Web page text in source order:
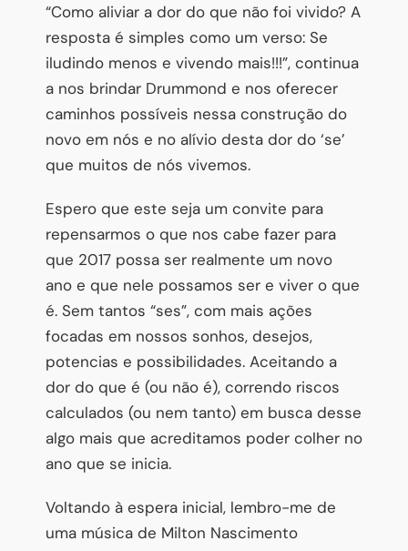
“Como aliviar a dor do que não foi vivido? A
resposta é simples como um verso: Se
iludindo menos e vivendo mais!!!”, continua
a nos brindar Drummond e nos oferecer
caminhos possíveis nessa construção do
novo em nós e no alívio desta dor do ‘se’
que muitos de nós vivemos.
Espero que este seja um convite para
repensarmos o que nos cabe fazer para
que 2017 possa ser realmente um novo
ano e que nele possamos ser e viver o que
é. Sem tantos “ses”, com mais ações
focadas em nossos sonhos, desejos,
potencias e possibilidades. Aceitando a
dor do que é (ou não é), correndo riscos
calculados (ou nem tanto) em busca desse
algo mais que acreditamos poder colher no
ano que se inicia.
Voltando à espera inicial, lembro-me de
uma música de Milton Nascimento